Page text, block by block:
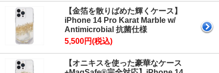
【金箔を散りばめた輝くケース】
iPhone 14 Pro Karat Marble w/
Antimicrobial 抗菌仕様
5,500円(税込)
【オニキスを使った豪華なケース